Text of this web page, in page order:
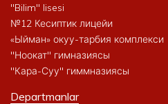
"Bilim" lisesi
№12 Кесиптик лицейи
«Ыйман» окуу-тарбия комплекси
"Ноокат" гимназиясы
"Кара-Суу" гиммназиясы
Departmanlar